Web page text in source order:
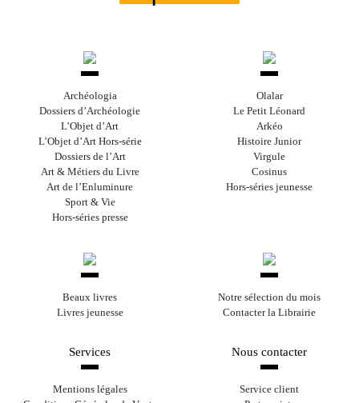
Archéologia
Dossiers d’Archéologie
L’Objet d’Art
L’Objet d’Art Hors-série
Dossiers de l’Art
Art & Métiers du Livre
Art de l’Enluminure
Sport & Vie
Hors-séries presse
Olalar
Le Petit Léonard
Arkéo
Histoire Junior
Virgule
Cosinus
Hors-séries jeunesse
Beaux livres
Livres jeunesse
Notre sélection du mois
Contacter la Librairie
Services
Mentions légales
Nous contacter
Service client